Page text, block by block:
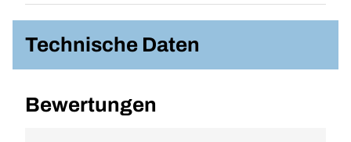
Technische Daten
Bewertungen